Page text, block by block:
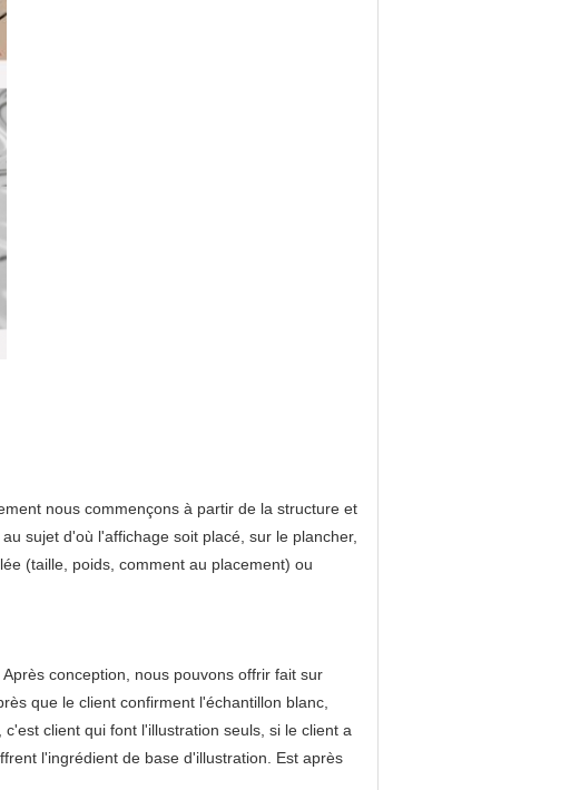
nous commençons à partir de la structure et
sujet d'où l'affichage soit placé, sur le plancher,
(taille, poids, comment au placement) ou
conception, nous pouvons offrir fait sur
que le client confirment l'échantillon blanc,
client qui font l'illustration seuls, si le client a
l'ingrédient de base d'illustration. Est après